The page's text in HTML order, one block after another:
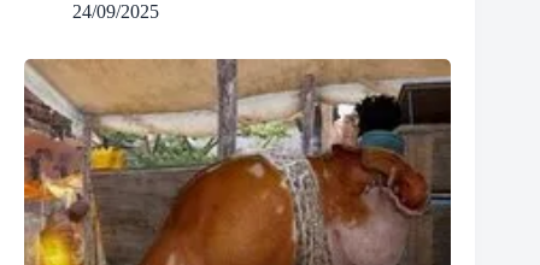
24/09/2025